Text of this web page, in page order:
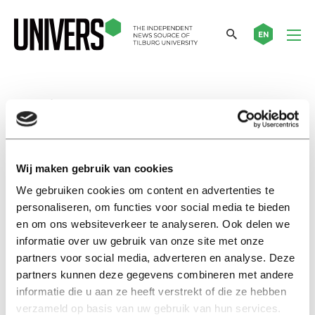
Wij maken gebruik van cookies
We gebruiken cookies om content en advertenties te
personaliseren, om functies voor social media te bieden
en om ons websiteverkeer te analyseren. Ook delen we
informatie over uw gebruik van onze site met onze
partners voor social media, adverteren en analyse. Deze
partners kunnen deze gegevens combineren met andere
informatie die u aan ze heeft verstrekt of die ze hebben
verzameld op basis van uw gebruik van hun services.
EN
camping
Deze vriendengroep kampeert
slapen bij je mentor’
21 augustus 2025
Nieuws
Universiteit Antwerpen geeft
voorlopig les in tenten
12 september 2019